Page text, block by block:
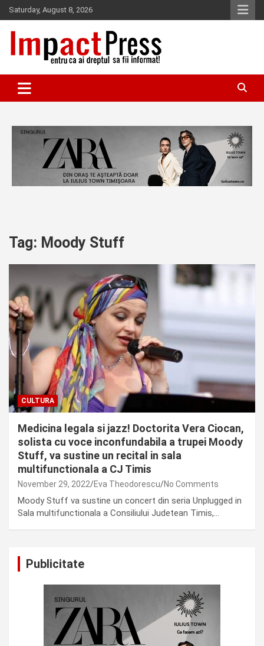
Skip
to
content
Saturday, August 8, 2026
IMPACTPRESS
Tag: Moody Stuff
CULTURA
Medicina legala si jazz! Doctorita Vera Ciocan,
solista cu voce inconfundabila a trupei Moody
Stuff, va sustine un recital in sala
multifunctionala a CJ Timis
November 29, 2022 Eva Theodorescu No Comments
Moody Stuff va sustine un concert din seria Unplugged in
Sala multifunctionala a Consiliului Judetean Timis,…
Publicitate